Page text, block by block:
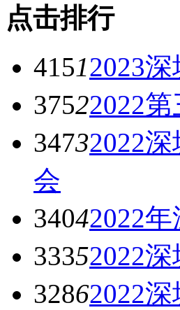
点击排行
41512023
37522022
34732022
会
34042022
33352022
32862022